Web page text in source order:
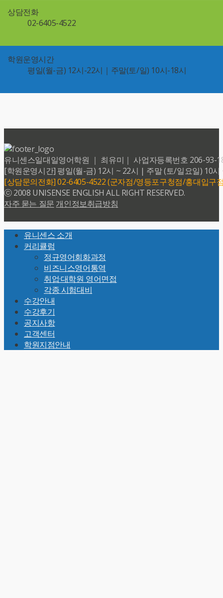
상담전화
02-6405-4522
학원운영시간
평일(월-금) 12시-22시｜주말(토/일) 10시-18시
유니센스일대일영어학원 ｜ 최유미｜ 사업자등록번호 206-93-
[학원운영시간] 평일(월-금) 12시 ~ 22시 | 주말 (토/일요일) 10시
[상담문의전화] 02-6405-4522 (군자점/영등포구청점/홍대입구
ⓒ 2008 UNISENSE ENGLISH ALL RIGHT RESERVED.
자주 묻는 질문 개인정보취급방침
Top
유니센스 소개
커리큘럼
정규영어회화과정
비즈니스영어통역
취업·대학원 영어면접
각종 시험대비
수강안내
수강후기
공지사항
고객센터
학원지점안내